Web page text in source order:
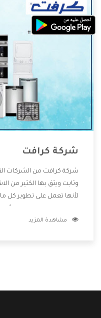
شركة كرافت
شركة كرافت من الشركات
وثابت ويثق بها الكثير من
لأنها تعمل على تطوير كل
وتقدم للعملاء أقوى
مشاهدة المزيد